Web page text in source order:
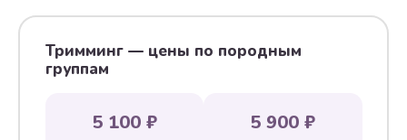
Тримминг — цены по породным
группам
5 100 ₽ 5 900 ₽